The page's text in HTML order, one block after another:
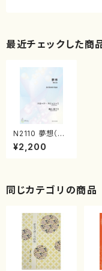
最近チェックした商
N2110 夢想（電
子オルガンソロ/
ドビッシー/新山
¥2,200
同じカテゴリの商品